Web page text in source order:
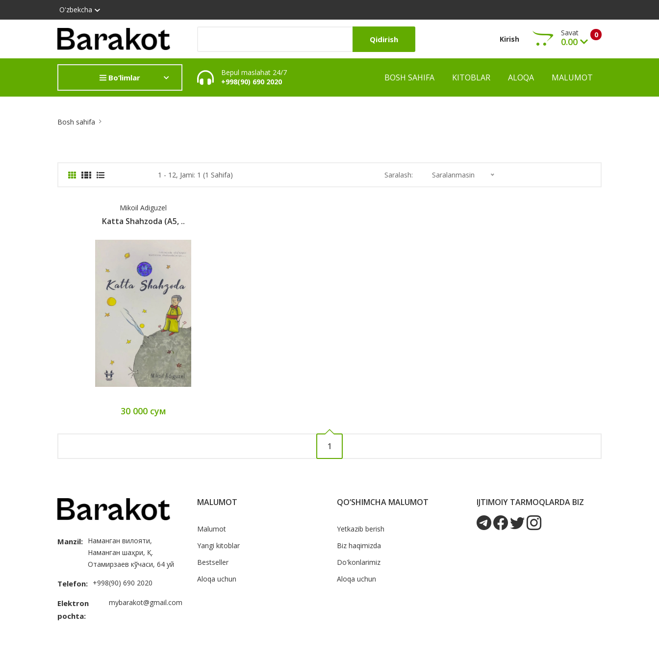
O'zbekcha
Qidirish Kirish 0
Savat
0.00
Ko‘rish
Bo‘limlar
Bepul maslahat 24/7
+998(90) 690 2020
BOSH SAHIFA KITOBLAR ALOQA MALUMOT
Bosh sahifa
1 - 12, Jami: 1 (1 Sahifa) Saralash: Saralanmasin
Mikoil Adiguzel
Katta Shahzoda (А5, ..
30 000 сум
1
Manzil: Наманган вилояти,
Наманган шаҳри, Қ.
Отамирзаев кўчаси, 64 уй
Telefon: +998(90) 690 2020
Elektron
pochta:
mybarakot@gmail.com
MALUMOT
Malumot
Yangi kitoblar
Bestseller
Aloqa uchun
QO‘SHIMCHA MALUMOT
Yetkazib berish
Biz haqimizda
Do'konlarimiz
Aloqa uchun
IJTIMOIY TARMOQLARDA BIZ